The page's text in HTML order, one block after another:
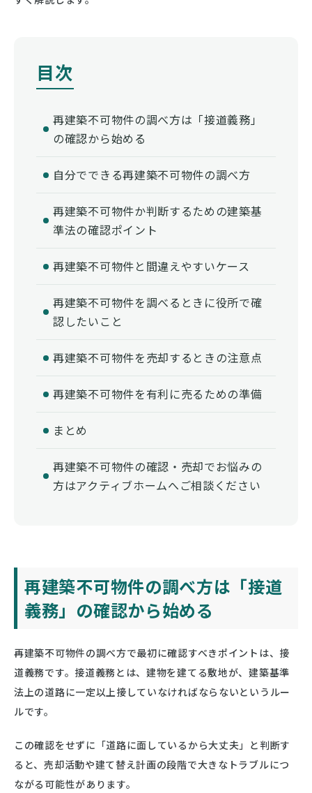
再建築不可物件の調べ方は「接道義務」
の確認から始める
自分でできる再建築不可物件の調べ方
再建築不可物件か判断するための建築基
準法の確認ポイント
再建築不可物件と間違えやすいケース
再建築不可物件を調べるときに役所で確
認したいこと
再建築不可物件を売却するときの注意点
再建築不可物件を有利に売るための準備
まとめ
再建築不可物件の確認・売却でお悩みの
方はアクティブホームへご相談ください
再建築不可物件の調べ方は「接道
義務」の確認から始める
再建築不可物件の調べ方で最初に確認すべきポイントは、接
道義務です。接道義務とは、建物を建てる敷地が、建築基準
法上の道路に一定以上接していなければならないというルー
ルです。
この確認をせずに「道路に面しているから大丈夫」と判断す
ると、売却活動や建て替え計画の段階で大きなトラブルにつ
ながる可能性があります。